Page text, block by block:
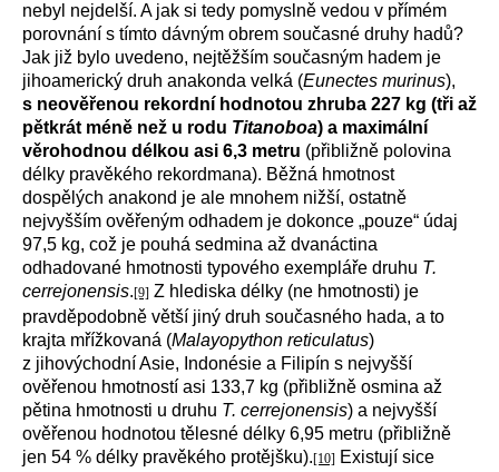
nebyl nejdelší. A jak si tedy pomyslně vedou v přímém
porovnání s tímto dávným obrem současné druhy hadů?
Jak již bylo uvedeno, nejtěžším současným hadem je
jihoamerický druh anakonda velká (Eunectes murinus),
s neověřenou rekordní hodnotou zhruba 227 kg (tři až
pětkrát méně než u rodu Titanoboa) a maximální
věrohodnou délkou asi 6,3 metru (přibližně polovina
délky pravěkého rekordmana). Běžná hmotnost
dospělých anakond je ale mnohem nižší, ostatně
nejvyšším ověřeným odhadem je dokonce „pouze“ údaj
97,5 kg, což je pouhá sedmina až dvanáctina
odhadované hmotnosti typového exempláře druhu T.
cerrejonensis.[9] Z hlediska délky (ne hmotnosti) je
pravděpodobně větší jiný druh současného hada, a to
krajta mřížkovaná (Malayopython reticulatus)
z jihovýchodní Asie, Indonésie a Filipín s nejvyšší
ověřenou hmotností asi 133,7 kg (přibližně osmina až
pětina hmotnosti u druhu T. cerrejonensis) a nejvyšší
ověřenou hodnotou tělesné délky 6,95 metru (přibližně
jen 54 % délky pravěkého protějšku).[10] Existují sice